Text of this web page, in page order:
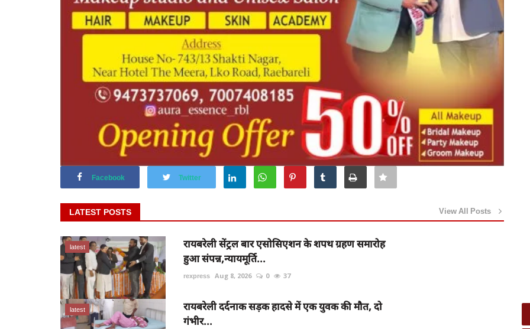
Facebook Twitter
LATEST POSTS View All Posts
latest
रायबरेली सेंट्रल बार एसोसिएशन के शपथ ग्रहण समारोह
हुआ संपन्न,न्यायमूर्ति...
rexpress Aug 8, 2026 0 37
latest
रायबरेली दर्दनाक सड़क हादसे में एक युवक की मौत, दो
गंभीर...